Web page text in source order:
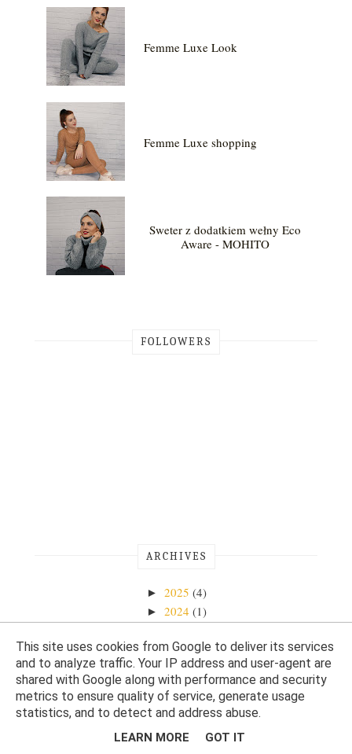
Femme Luxe Look
Femme Luxe shopping
Sweter z dodatkiem wełny Eco
Aware - MOHITO
FOLLOWERS
ARCHIVES
► 2025 (4)
► 2024 (1)
►2022(8)
► 2021(20)
►2020(27)
► 2019(15)
►2017(134)
This site uses cookies from Google to deliver its services
and to analyze traffic. Your IP address and user-agent are
shared with Google along with performance and security
metrics to ensure quality of service, generate usage
statistics, and to detect and address abuse.
LEARN MORE GOT IT